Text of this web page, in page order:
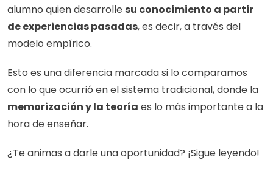
alumno quien desarrolle su conocimiento a partir
de experiencias pasadas, es decir, a través del
modelo empírico.
Esto es una diferencia marcada si lo comparamos
memorización y la teoría es lo más importante a la
hora de enseñar.
¿Te animas a darle una oportunidad? ¡Sigue leyendo!